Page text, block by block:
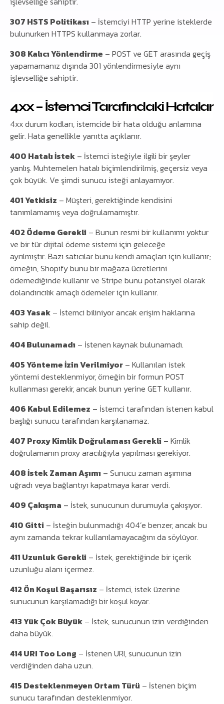
307 HSTS Politikası – İstemciyi HTTP yerine isteklerde
bulunurken HTTPS kullanmaya zorlar.
308 Kalıcı Yönlendirme – POST ve GET arasında geçiş
yapamamanız dışında 301 yönlendirmesiyle aynı
işlevselliğe sahiptir.
4xx – İstemci Tarafındaki Hatalar
4xx durum kodları, istemcide bir hata olduğu anlamına
gelir. Hata genellikle yanıtta açıklanır.
400 Hatalı İstek – İstemci isteğiyle ilgili bir şeyler
yanlış. Muhtemelen hatalı biçimlendirilmiş, geçersiz veya
çok büyük. Ve şimdi sunucu isteği anlayamıyor.
401 Yetkisiz – Müşteri, gerektiğinde kendisini
tanımlamamış veya doğrulamamıştır.
402 Ödeme Gerekli – Bunun resmi bir kullanımı yoktur
ve bir tür dijital ödeme sistemi için geleceğe
ayrılmıştır. Bazı satıcılar bunu kendi amaçları için kullanır;
örneğin, Shopify bunu bir mağaza ücretlerini
ödemediğinde kullanır ve Stripe bunu potansiyel olarak
dolandırıcılık amaçlı ödemeler için kullanır.
403 Yasak – İstemci biliniyor ancak erişim haklarına
sahip değil.
404 Bulunamadı – İstenen kaynak bulunamadı.
405 Yönteme İzin Verilmiyor – Kullanılan istek
yöntemi desteklenmiyor, örneğin bir formun POST
kullanması gerekir, ancak bunun yerine GET kullanır.
406 Kabul Edilemez – İstemci tarafından istenen kabul
başlığı sunucu tarafından karşılanamaz.
407 Proxy Kimlik Doğrulaması Gerekli – Kimlik
doğrulamanın proxy aracılığıyla yapılması gerekiyor.
408 İstek Zaman Aşımı – Sunucu zaman aşımına
uğradı veya bağlantıyı kapatmaya karar verdi.
409 Çakışma – İstek, sunucunun durumuyla çakışıyor.
410 Gitti – İsteğin bulunmadığı 404’e benzer, ancak bu
aynı zamanda tekrar kullanılamayacağını da söylüyor.
411 Uzunluk Gerekli – İstek, gerektiğinde bir içerik
uzunluğu alanı içermez.
412 Ön Koşul Başarısız – İstemci, istek üzerine
sunucunun karşılamadığı bir koşul koyar.
413 Yük Çok Büyük – İstek, sunucunun izin verdiğinden
daha büyük.
414 URI Too Long – İstenen URI, sunucunun izin
verdiğinden daha uzun.
415 Desteklenmeyen Ortam Türü – İstenen biçim
sunucu tarafından desteklenmiyor.